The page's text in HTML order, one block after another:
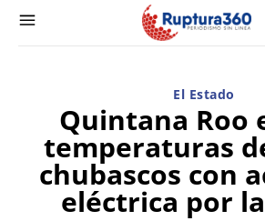
El Estado
Quintana Roo
temperaturas
chubascos con
eléctrica por